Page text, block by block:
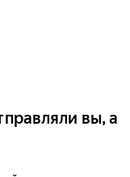
вы, а